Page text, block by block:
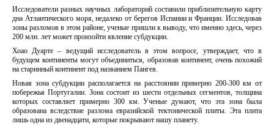
Исследователи разных научных лабораторий составили приблизительную карту
дна Атлантического моря, недалеко от берегов Испании и Франции. Исследовав
зоны разломов в этом районе, ученые пришли к выводу, что именно здесь, через
200 млн. лет может произойти явление субдукции.
Хоао Дуарте – ведущий исследователь в этом вопросе, утверждает, что в
будущем континенты могут объединиться, образовав континент, очень похожий
на старинный континент под названием Пангея.
Новая зона субдукции располагается на расстоянии примерно 200-300 км от
побережья Португалии. Зона состоит из шести отдельных сегментов, толщина
которых составляет примерно 300 км. Ученые думают, что эта зона была
образована вследствие разлома евразийской тектонической плиты. Эта плита
лишь одна из двенадцати, которые покрывают нашу планету.